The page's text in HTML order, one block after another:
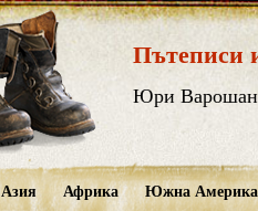
Пътеписи
Юри
Азия Африка Южна Америка